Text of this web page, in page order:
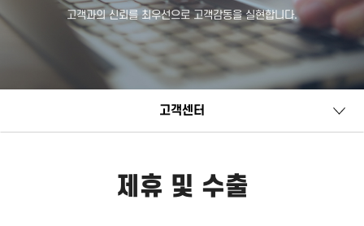
고객과의 신뢰를 최우선으로 고객감동을 실현합니다.
고객센터
제휴 및 수출